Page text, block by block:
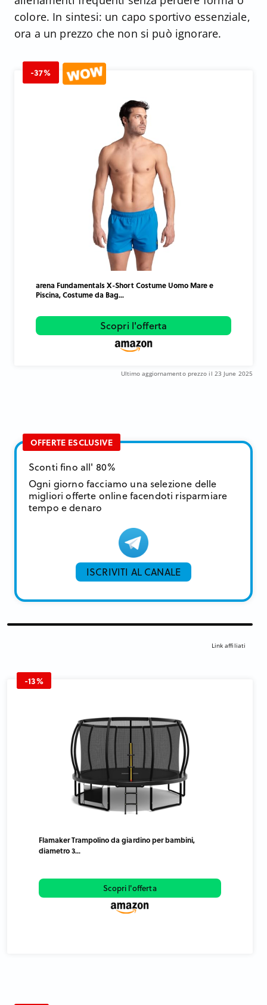
colore. In sintesi: un capo sportivo essenziale,
ora a un prezzo che non si può ignorare.
-37%
arena Fundamentals X-Short Costume Uomo Mare e
Piscina, Costume da Bag...
Scopri l'offerta
Ultimo aggiornamento prezzo il 23 June 2025
OFFERTE ESCLUSIVE
Sconti fino all' 80%
Ogni giorno facciamo una selezione delle
migliori offerte online facendoti risparmiare
tempo e denaro
ISCRIVITI AL CANALE
Link affiliati
-13%
Flamaker Trampolino da giardino per bambini,
diametro 3...
Scopri l'offerta